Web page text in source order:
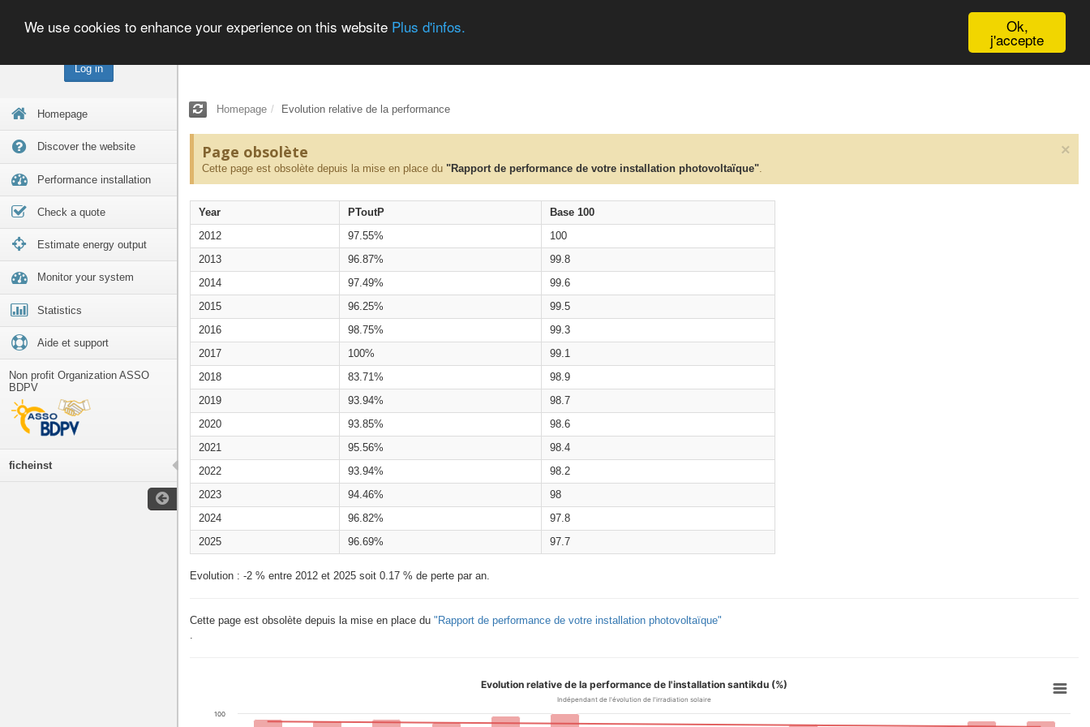
Log in
Homepage
Discover the website
Performance installation
Check a quote
Estimate energy output
Monitor your system
Statistics
Aide et support
Non profit Organization ASSO
BDPV
ficheinst
Ok,
j'accepte
We use cookies to enhance your experience on this website Plus d'infos.
Homepage Evolution relative de la performance
×
Page obsolète
Cette page est obsolète depuis la mise en place du "Rapport de performance de votre installation photovoltaïque".
Year PToutP
Base 100
2012
97.55%
100
2013
96.87%
99.8
2014
97.49%
99.6
2015
96.25%
99.5
2016
98.75%
99.3
2017
100%
99.1
2018
83.71%
98.9
2019
93.94%
98.7
2020
93.85%
98.6
2021
95.56%
98.4
2022
93.94%
98.2
2023
94.46%
98
2024
96.82%
97.8
2025
96.69% 97.7
Evolution : -2 % entre 2012 et 2025 soit 0.17 % de perte par an.
Cette page est obsolète depuis la mise en place du "Rapport de performance de votre installation photovoltaïque"
.
Evolution relative de la performance de l'installation santikdu (%)
Indépendant de l'évolution de l'irradiation solaire
100